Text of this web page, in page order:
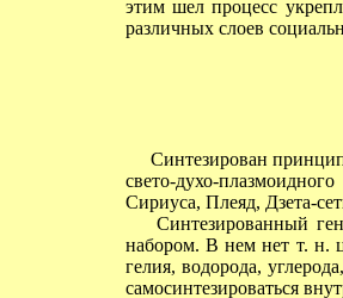
этим шел процесс
различных слоев
Синтезирован
свето-духо-
Сириуса, Плеяд, Дзета-
Синтезированный
набором. В нем нет т. н.
гелия, водорода,
самосинтезироваться